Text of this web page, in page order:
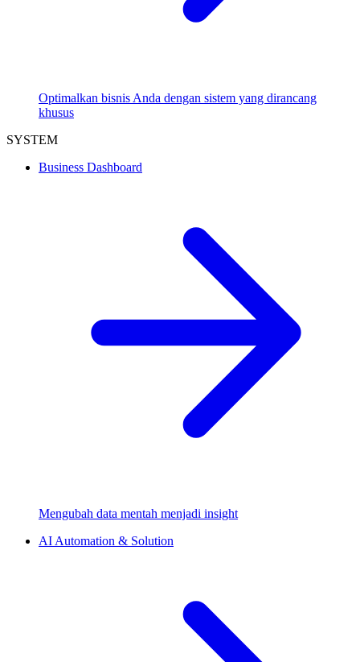
Optimalkan bisnis Anda dengan sistem yang dirancang
khusus
SYSTEM
Business Dashboard
Mengubah data mentah menjadi insight
AI Automation & Solution